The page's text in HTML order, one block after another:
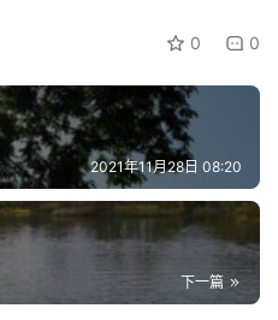
0 0
2021年11月28日 08:20
下一篇